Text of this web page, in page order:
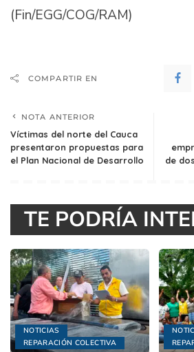
(Fin/EGG/COG/RAM)
COMPARTIR EN
NOTA ANTERIOR
Víctimas del norte del Cauca
presentaron propuestas para
el Plan Nacional de Desarrollo
de
TE PODRÍA
NOTICIAS
REPARACIÓN COLECTIVA